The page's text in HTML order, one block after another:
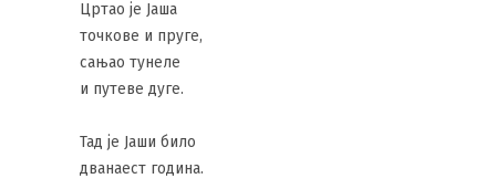
Цртао је Јаша
точкове и пруге,
сањао тунеле
и путеве дуге.
Тад је Јаши било
дванаест година.